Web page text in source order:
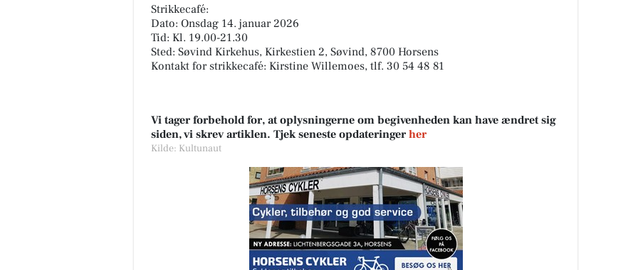
Strikkecafé:
Dato: Onsdag 14. januar 2026
Tid: Kl. 19.00-21.30
Sted: Søvind Kirkehus, Kirkestien 2, Søvind, 8700 Horsens
Kontakt for strikkecafé: Kirstine Willemoes, tlf. 30 54 48 81
Vi tager forbehold for, at oplysningerne om begivenheden kan have ændret sig
siden, vi skrev artiklen. Tjek seneste opdateringer her
Kilde: Kultunaut